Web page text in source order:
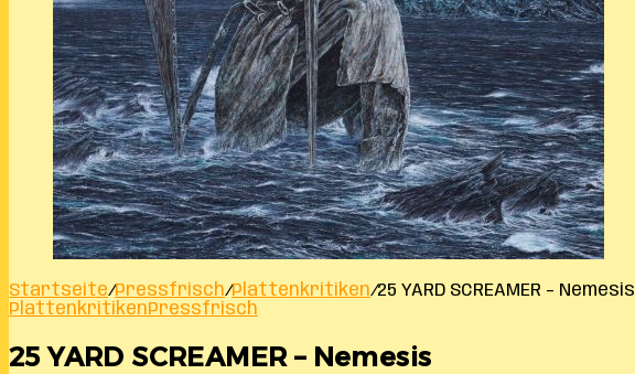
Startseite/Pressfrisch/Plattenkritiken/25 YARD SCREAMER – Nemesis
PlattenkritikenPressfrisch
25 YARD SCREAMER – Nemesis